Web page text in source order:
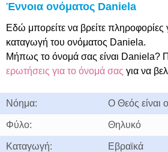
Έννοια ονόματος Daniela
Εδώ μπορείτε να βρείτε πληροφορίες
καταγωγή του ονόματος Daniela.
Μήπως το όνομά σας είναι Daniela?
ερωτήσεις για το όνομά σας για να
Νόημα: Ο Θεός είναι
Φύλο: Θηλυκό
Καταγωγή: Εβραϊκά